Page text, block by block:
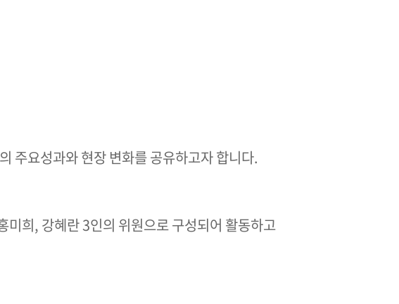
주요성과와 현장 변화를 공유하고자 합니다.
미희, 강혜란 3인의 위원으로 구성되어 활동하고